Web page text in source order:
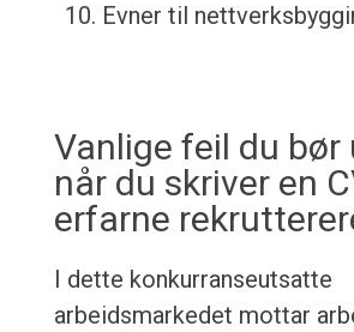
Evner til
Vanlige feil du bør
når du skriver en
erfarne
I dette konkurranseutsatte
arbeidsmarkedet mottar